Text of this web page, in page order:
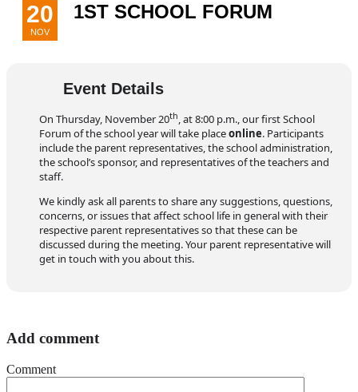
20
NOV
1ST SCHOOL FORUM
Event Details
On Thursday, November 20th, at 8:00 p.m., our first School
Forum of the school year will take placeonline. Participants
include the parent representatives, the school administration,
the school’s sponsor, and representatives of the teachers and
staff.
We kindly ask all parents to share any suggestions, questions,
concerns, or issues that affect school life in general with their
respective parent representatives so that these can be
discussed during the meeting. Your parent representative will
get in touch with you about this.
Add comment
Comment